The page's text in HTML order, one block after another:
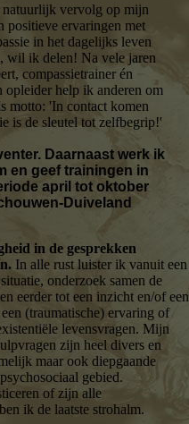
natuurlijk vervolg op mijn
positieve ervaringen met
in het dagelijks leven
wil ik delen! Na vele jaren
compassietrainer én
opleider help ik anderen om
motto: 'In contact komen
is de sleutel tot zelfbegrip!'
Daarnaast werk ik
en geef trainingen in
april tot oktober
Duiveland
in de gesprekken
In alle rust luister ik vanuit een
onderzoek samen de
eerder tot een inzicht en/of een
(traumatische) ervaring of
levensvragen. Mijn
zijn heel divers en
maar ook diepgaande
gebied.
of zijn alle
ik de laatste strohalm.